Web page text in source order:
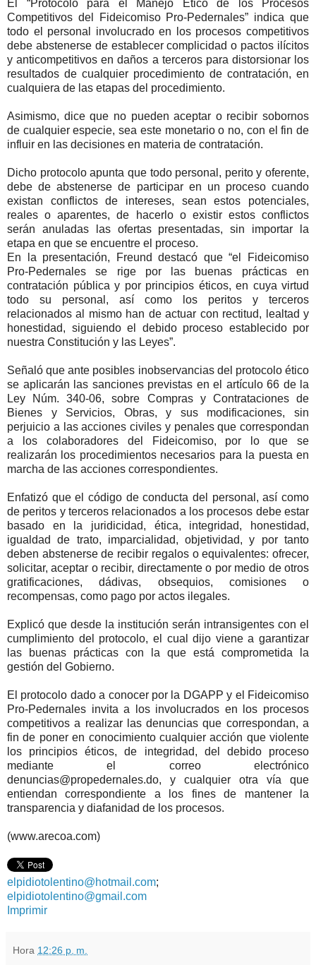
El “Protocolo para el Manejo Ético de los Procesos
Competitivos del Fideicomiso Pro-Pedernales” indica que
todo el personal involucrado en los procesos competitivos
debe abstenerse de establecer complicidad o pactos ilícitos
y anticompetitivos en daños a terceros para distorsionar los
resultados de cualquier procedimiento de contratación, en
cualquiera de las etapas del procedimiento.
Asimismo, dice que no pueden aceptar o recibir sobornos
de cualquier especie, sea este monetario o no, con el fin de
influir en las decisiones en materia de contratación.
Dicho protocolo apunta que todo personal, perito y oferente,
debe de abstenerse de participar en un proceso cuando
existan conflictos de intereses, sean estos potenciales,
reales o aparentes, de hacerlo o existir estos conflictos
serán anuladas las ofertas presentadas, sin importar la
etapa en que se encuentre el proceso.
En la presentación, Freund destacó que “el Fideicomiso
Pro-Pedernales se rige por las buenas prácticas en
contratación pública y por principios éticos, en cuya virtud
todo su personal, así como los peritos y terceros
relacionados al mismo han de actuar con rectitud, lealtad y
honestidad, siguiendo el debido proceso establecido por
nuestra Constitución y las Leyes”.
Señaló que ante posibles inobservancias del protocolo ético
se aplicarán las sanciones previstas en el artículo 66 de la
Ley Núm. 340-06, sobre Compras y Contrataciones de
Bienes y Servicios, Obras, y sus modificaciones, sin
perjuicio a las acciones civiles y penales que correspondan
a los colaboradores del Fideicomiso, por lo que se
realizarán los procedimientos necesarios para la puesta en
marcha de las acciones correspondientes.
Enfatizó que el código de conducta del personal, así como
de peritos y terceros relacionados a los procesos debe estar
basado en la juridicidad, ética, integridad, honestidad,
igualdad de trato, imparcialidad, objetividad, y por tanto
deben abstenerse de recibir regalos o equivalentes: ofrecer,
solicitar, aceptar o recibir, directamente o por medio de otros
gratificaciones, dádivas, obsequios, comisiones o
recompensas, como pago por actos ilegales.
Explicó que desde la institución serán intransigentes con el
cumplimiento del protocolo, el cual dijo viene a garantizar
las buenas prácticas con la que está comprometida la
gestión del Gobierno.
El protocolo dado a conocer por la DGAPP y el Fideicomiso
Pro-Pedernales invita a los involucrados en los procesos
competitivos a realizar las denuncias que correspondan, a
fin de poner en conocimiento cualquier acción que violente
los principios éticos, de integridad, del debido proceso
mediante el correo electrónico
denuncias@propedernales.do, y cualquier otra vía que
entiendan correspondiente a los fines de mantener la
transparencia y diafanidad de los procesos.
(www.arecoa.com)
elpidiotolentino@hotmail.com;
elpidiotolentino@gmail.com
Imprimir
Hora 12:26 p. m.